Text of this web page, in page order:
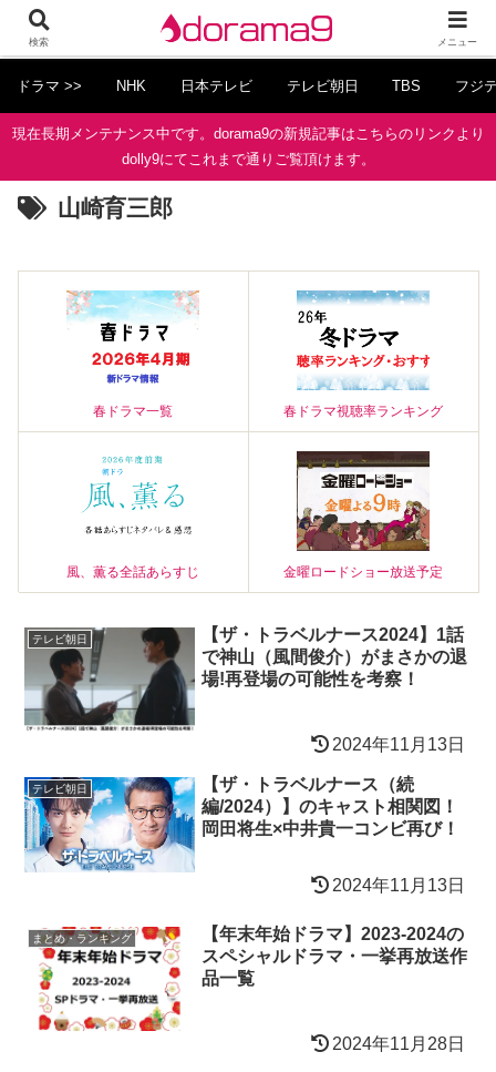
ドラマ >> NHK 日本テレビ テレビ朝日 TBS フジ
現在長期メンテナンス中です。dorama9の新規記事はこちらのリンクより
dolly9にてこれまで通りご覧頂けます。
山崎育三郎
春ドラマ一覧 春ドラマ視聴率ランキング
風、薫る全話あらすじ 金曜ロードショー放送予定
テレビ朝日
【ザ・トラベルナース2024】1話
で神山（風間俊介）がまさかの退
場!再登場の可能性を考察！
2024年11月13日
テレビ朝日
【ザ・トラベルナース（続
編/2024）】のキャスト相関図！
岡田将生×中井貴一コンビ再び！
2024年11月13日
まとめ・ランキング
【年末年始ドラマ】2023-2024の
スペシャルドラマ・一挙再放送作
品一覧
2024年11月28日
検索 メニュー